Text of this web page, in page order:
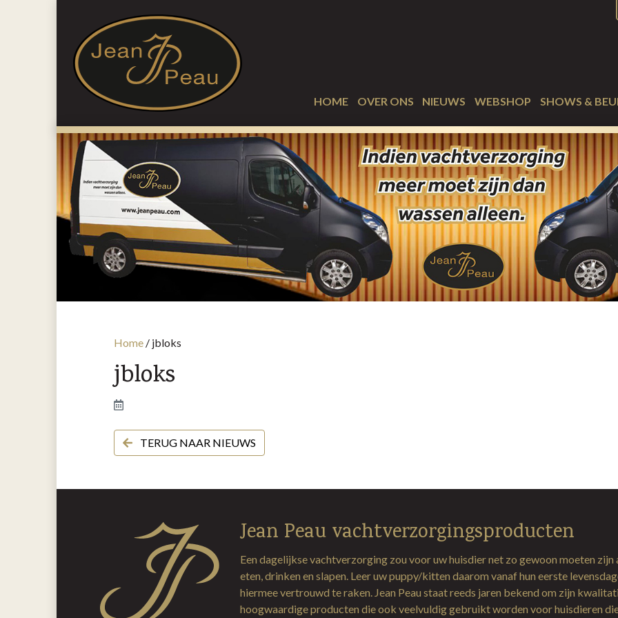
HOME OVER ONS NIEUWS WEBSHOP SHOWS &
Home / jbloks
jbloks
TERUG NAAR NIEUWS
Jean Peau vachtverzorgingsproducten
Een dagelijkse vachtverzorging zou voor uw huisdier net zo gewoon moeten zijn
eten, drinken en slapen. Leer uw puppy/kitten daarom vanaf hun eerste
hiermee vertrouwd te raken. Jean Peau staat reeds jaren bekend om zijn
hoogwaardige producten die ook veelvuldig gebruikt worden voor huisdieren